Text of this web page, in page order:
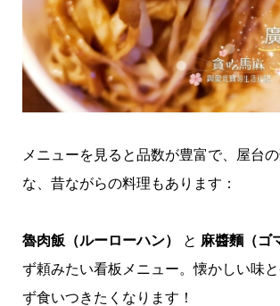
メニューを見ると品数が豊富で、屋台
な、昔ながらの料理もあります：
魯肉飯（ルーローハン） と 麻醬麵（ゴ
ず頼みたい看板メニュー。懐かしい味
ず食いつきたくなります！